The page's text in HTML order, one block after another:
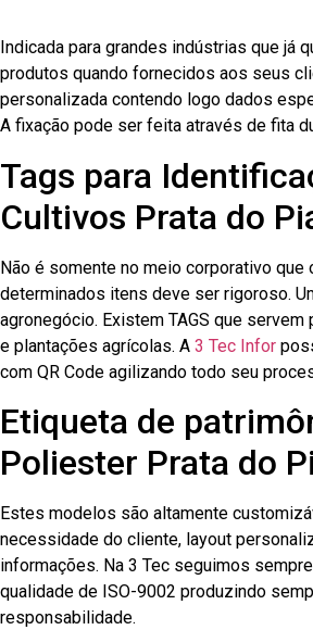
Indicada para grandes indústrias que já
produtos quando fornecidos aos seus
personalizada contendo logo dados
A fixação pode ser feita através de fita
Tags para
Cultivos Prata do
Não é somente no meio corporativo que
determinados itens deve ser rigoroso.
agronegócio. Existem TAGS que
e plantações agrícolas. A 3 Tec Infor
com QR Code agilizando todo seu
Etiqueta de
Poliester Prata do
Estes modelos são altamente
necessidade do cliente, layout
informações. Na 3 Tec seguimos
qualidade de ISO-9002 produzindo
responsabilidade.